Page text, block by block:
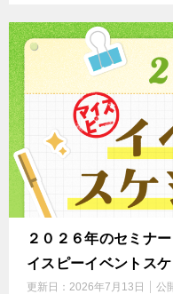
２０２６年のセミナ
イスピーイベントス
更新日： 2026年7月13日 公